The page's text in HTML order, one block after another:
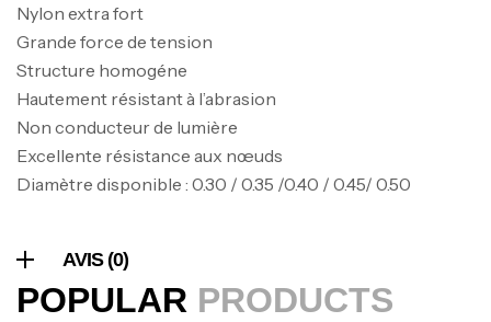
Nylon extra fort
Grande force de tension
Structure homogéne
Hautement résistant à l’abrasion
Non conducteur de lumière
Excellente résistance aux nœuds
Diamètre disponible : 0.30 / 0.35 /0.40 / 0.45/ 0.50
AVIS (0)
POPULAR PRODUCTS
Foureau Kalli Kunnan Funda 1.70m
Expanded
Bagagerie , Surfcasting
د.ت420,000
د.ت378,000
Accastillage bateau
د.ت367,000